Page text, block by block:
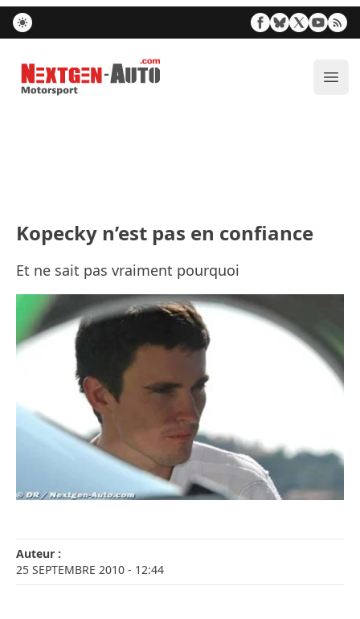
Nextgen-Auto.com
Kopecky n’est pas en confiance
Et ne sait pas vraiment pourquoi
Auteur :
25 SEPTEMBRE 2010 - 12:44